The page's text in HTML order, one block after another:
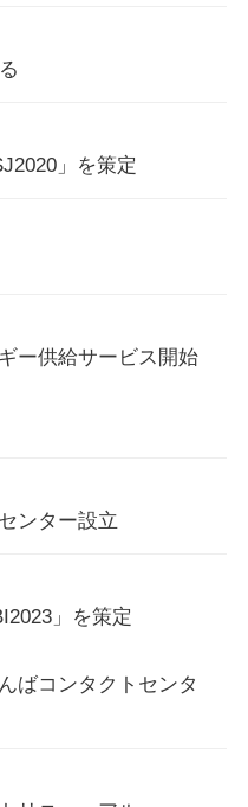
」を策定
ー供給サービス開始
ンター設立
」を策定
ばコンタクトセンタ